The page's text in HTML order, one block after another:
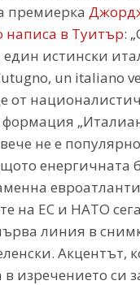
премиерка
написа в Туитър:
един истински
un italiano
от
не е
енергичната
на ЕС и НАТО
линия в
Акцентът,
изречението си